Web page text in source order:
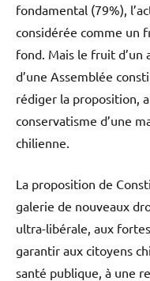
fondamental (79%),
considérée comme un
fond. Mais le fruit d’un
d’une Assemblée
rédiger la proposition,
conservatisme d’une
chilienne.
La proposition de
galerie de nouveaux
ultra-libérale, aux
garantir aux citoyens
santé publique, à une